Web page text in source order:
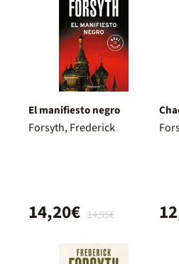
El manifiesto negro
Forsyth, Frederick
14,95€
14,20€